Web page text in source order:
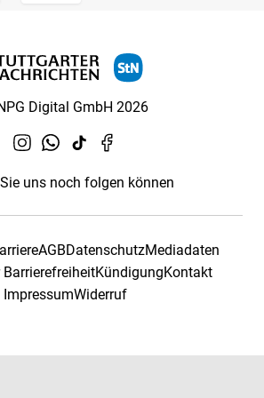
Digital GmbH 2026
uns noch folgen können
AGBDatenschutzMediadaten
KündigungKontakt
ImpressumWiderruf